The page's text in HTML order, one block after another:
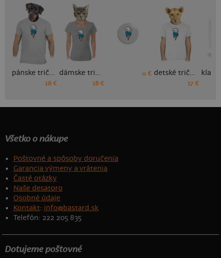
pánske tričko
18 €
dámske tričko
18 €
0 € detské tričko
17 €
Všetko o nákupe
Poštovné a spôsoby doručenia
Garancia výmeny a vrátenia
Časté otázky
Naše desatoro
Osobné údaje
Kontakt: info@bastard.sk
Telefón: 222 205 835
Dotujeme poštovné